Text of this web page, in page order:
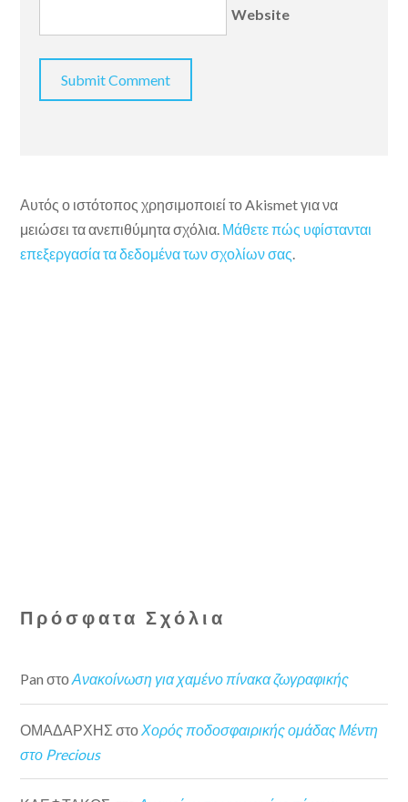
Website
Αυτός ο ιστότοπος χρησιμοποιεί το Akismet για να
μειώσει τα ανεπιθύμητα σχόλια. Μάθετε πώς υφίστανται
επεξεργασία τα δεδομένα των σχολίων σας
Πρόσφατα Σχόλια
Pan στοΑνακοίνωση για χαμένο πίνακα ζωγραφικής
ΟΜΑΔΑΡΧΗΣ στο Χορός ποδοσφαιρικής ομάδας Μέντη
στο Precious